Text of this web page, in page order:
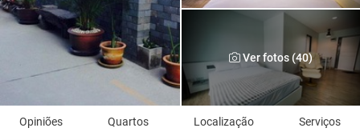
Ver fotos (40)
Opiniões Quartos Localização Serviços